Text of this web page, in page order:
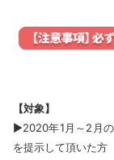
【対象】
▶2020年1月～2月
を提示して頂いた方